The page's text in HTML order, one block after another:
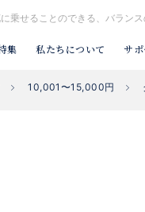
乗せることのできる、バラン
集 私たちについて サ
い花 #胡蝶蘭 #ス
10,001〜15,000円